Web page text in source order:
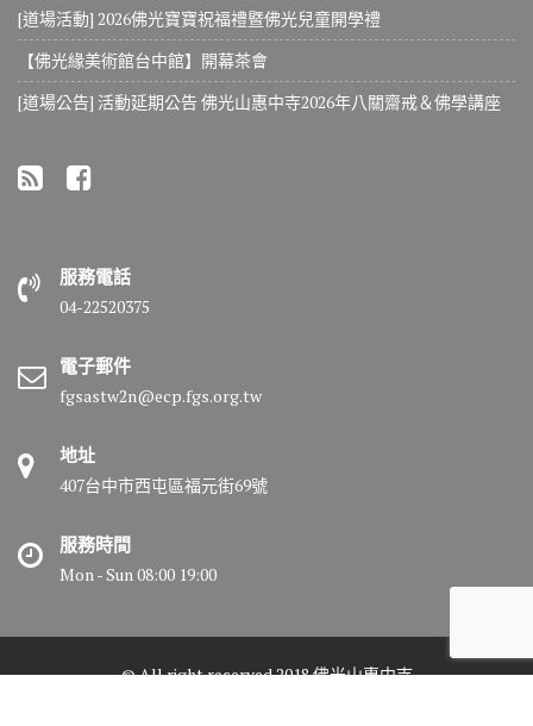
[道場活動] 2026佛光寶寶祝福禮暨佛光兒童開學禮
【佛光緣美術館台中館】開幕茶會
[道場公告] 活動延期公告 佛光山惠中寺2026年八關齋戒＆佛學講座
服務電話
04-22520375
電子郵件
fgsastw2n@ecp.fgs.org.tw
地址
407台中市西屯區福元街69號
服務時間
Mon - Sun 08:00 19:00
© All right reserved 2018 佛光山惠中寺